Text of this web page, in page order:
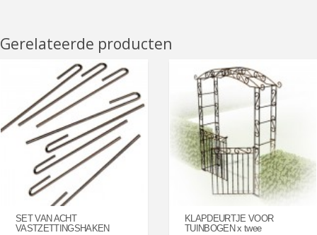
Gerelateerde producten
SET VAN ACHT
VASTZETTINGSHAKEN
KLAPDEURTJE VOOR
TUINBOGEN x twee